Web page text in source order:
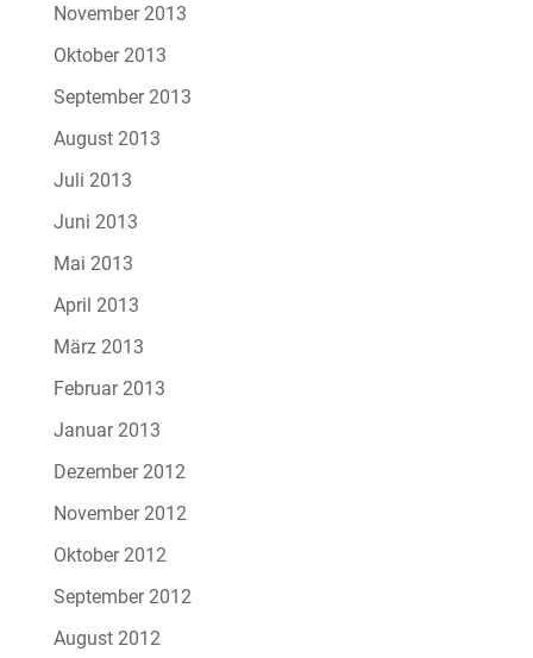
November 2013
Oktober 2013
September 2013
August 2013
Juli 2013
Juni 2013
Mai 2013
April 2013
März 2013
Februar 2013
Januar 2013
Dezember 2012
November 2012
Oktober 2012
September 2012
August 2012